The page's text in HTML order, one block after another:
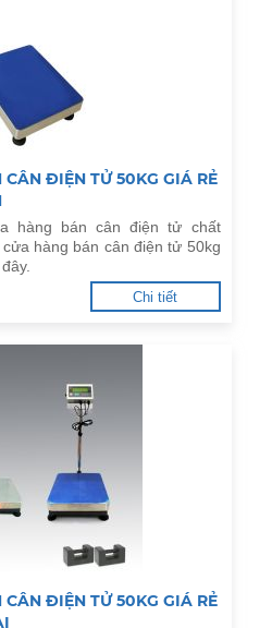
ĐIỆN TỬ 50KG GIÁ RẺ
hàng bán cân điện tử chất
hàng bán cân điện tử 50kg
Chi tiết
ĐIỆN TỬ 50KG GIÁ RẺ